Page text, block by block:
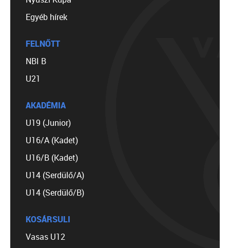
Egyéb hírek
FELNŐTT
NBI B
U21
AKADÉMIA
U19 (Junior)
U16/A (Kadet)
U16/B (Kadet)
U14 (Serdülő/A)
U14 (Serdülő/B)
KOSÁRSULI
Vasas U12